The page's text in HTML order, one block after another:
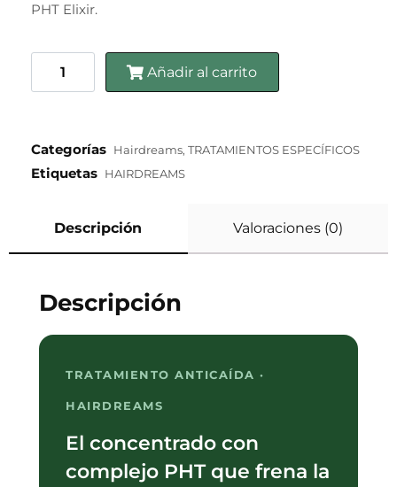
PHT Elixir.
Añadir al carrito
Categorías Hairdreams, TRATAMIENTOS ESPECÍFICOS
Etiquetas HAIRDREAMS
Descripción Valoraciones (0)
Descripción
TRATAMIENTO ANTICAÍDA ·
HAIRDREAMS
El concentrado con
complejo PHT que frena la